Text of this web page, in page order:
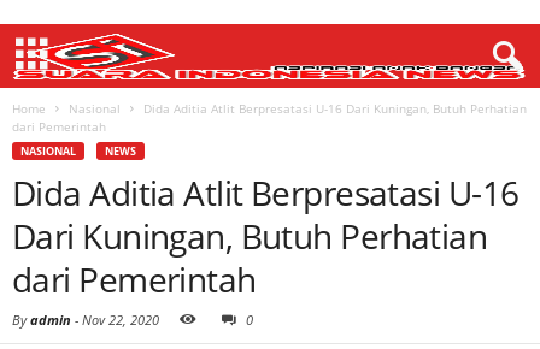
Home Nasional
Dida Aditia Atlit Berpresatasi U-16 Dari Kuningan, Butuh Perhatian
dari Pemerintah
NASIONAL NEWS
Dida Aditia Atlit Berpresatasi U-16
Dari Kuningan, Butuh Perhatian
dari Pemerintah
Byadmin - Nov 22, 2020 0